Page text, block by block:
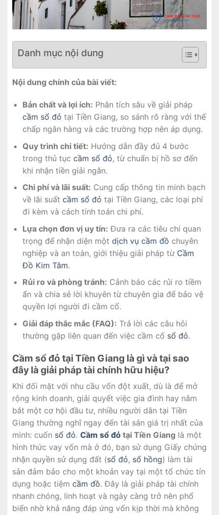
Danh mục nội dung
Nội dung chính của bài viết:
Bản chất và lợi ích: Phân tích sâu về giải pháp
cầm sổ đỏ tại Tiền Giang, so sánh rõ ràng với thế
chấp ngân hàng và các trường hợp nên áp dụng.
Quy trình chi tiết: Hướng dẫn đầy đủ 4 bước
trong thủ tục cầm sổ đỏ, từ chuẩn bị hồ sơ đến
khi nhận tiền giải ngân.
Chi phí và lãi suất: Cung cấp thông tin minh bạch
về lãi suất cầm sổ đỏ tại Tiền Giang, các loại phí
đi kèm và cách tính toán chi phí.
Lựa chọn đơn vị uy tín: Đưa ra các tiêu chí quan
trọng để nhận diện một dịch vụ cầm đồ chuyên
nghiệp và an toàn, giới thiệu giải pháp từ Cầm
Đồ Kim Tâm.
Rủi ro và phòng tránh: Cảnh báo các rủi ro tiềm
ẩn và chia sẻ lời khuyên từ chuyên gia để bảo vệ
quyền lợi người đi cầm cố.
Giải đáp thắc mắc (FAQ): Trả lời các câu hỏi
thường gặp liên quan đến việc cầm cố sổ đỏ.
Cầm sổ đỏ tại Tiền Giang là gì và tại sao
đây là giải pháp tài chính hữu hiệu?
Khi đối mặt với nhu cầu vốn đột xuất, dù là để mở
rộng kinh doanh, giải quyết việc gia đình hay nắm
bắt một cơ hội đầu tư, nhiều người dân tại Tiền
Giang thường nghĩ ngay đến tài sản giá trị nhất của
mình: cuốn sổ đỏ. Cầm sổ đỏ tại Tiền Giang là một
hình thức vay vốn mà ở đó, bạn sử dụng Giấy chứng
nhận quyền sử dụng đất (sổ đỏ, sổ hồng) làm tài
sản đảm bảo cho một khoản vay tại một tổ chức tín
dụng hoặc tiệm cầm đồ. Đây là giải pháp tài chính
nhanh chóng, linh hoạt và ngày càng trở nên phổ
biến nhờ khả năng đáp ứng vốn kịp thời mà không